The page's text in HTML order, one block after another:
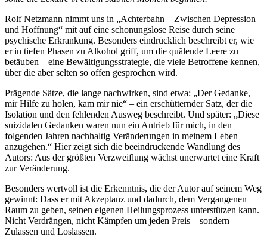
Rolf Netzmann nimmt uns in „Achterbahn – Zwischen Depression
und Hoffnung“ mit auf eine schonungslose Reise durch seine
psychische Erkrankung. Besonders eindrücklich beschreibt er, wie
er in tiefen Phasen zu Alkohol griff, um die quälende Leere zu
betäuben – eine Bewältigungsstrategie, die viele Betroffene kennen,
über die aber selten so offen gesprochen wird.
Prägende Sätze, die lange nachwirken, sind etwa: „Der Gedanke,
mir Hilfe zu holen, kam mir nie“ – ein erschütternder Satz, der die
Isolation und den fehlenden Ausweg beschreibt. Und später: „Diese
suizidalen Gedanken waren nun ein Antrieb für mich, in den
folgenden Jahren nachhaltig Veränderungen in meinem Leben
anzugehen.“ Hier zeigt sich die beeindruckende Wandlung des
Autors: Aus der größten Verzweiflung wächst unerwartet eine Kraft
zur Veränderung.
Besonders wertvoll ist die Erkenntnis, die der Autor auf seinem Weg
gewinnt: Dass er mit Akzeptanz und dadurch, dem Vergangenen
Raum zu geben, seinen eigenen Heilungsprozess unterstützen kann.
Nicht Verdrängen, nicht Kämpfen um jeden Preis – sondern
Zulassen und Loslassen.